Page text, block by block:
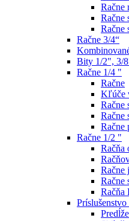
Račne
Račne
Račne
Račne 3/4“
Bity 1/2", 3/
Račne 1/4 "
Račne
Kľúče
Račne
Račne
Račne
Račne 1/2 "
Račňa
Račne
Račne
Račňa